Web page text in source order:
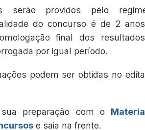
serão providos pelo
do concurso é de 2
final dos
por igual período.
podem ser obtidas no
preparação com o
e saia na frente.